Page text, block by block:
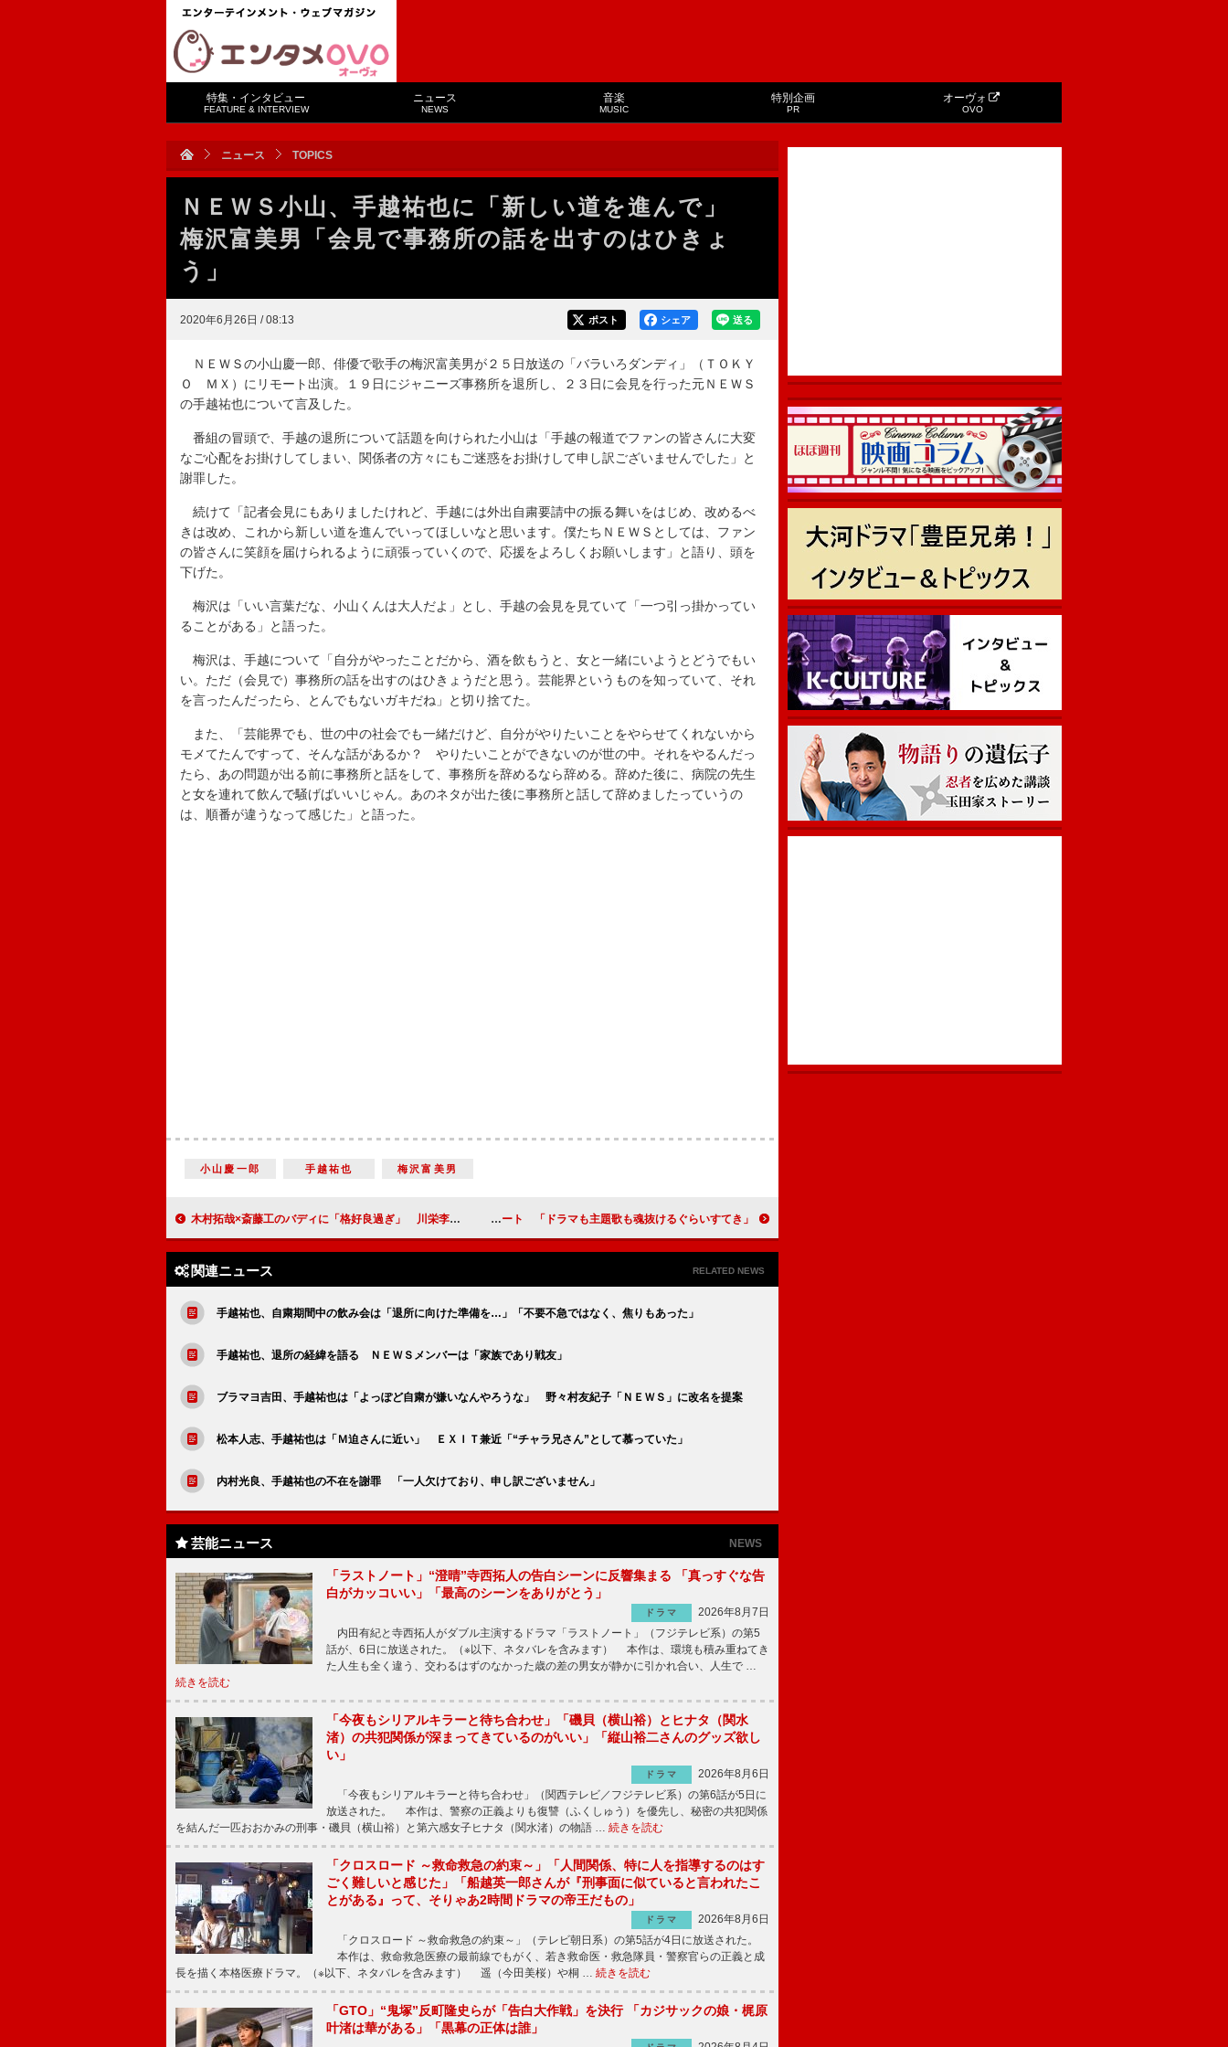
特集・インタビュー
FEATURE & INTERVIEW
ニュース
NEWS
音楽
MUSIC
特別企画
PR
オーヴォ
OVO
ニュース TOPICS
ＮＥＷＳ小山、手越祐也に「新しい道を進んで」
梅沢富美男「会見で事務所の話を出すのはひきょ
う」
2020年6月26日 / 08:13 送る
シェア
ポスト
ＮＥＷＳの小山慶一郎、俳優で歌手の梅沢富美男が２５日放送の「バラいろダンディ」（ＴＯＫＹ
Ｏ ＭＸ）にリモート出演。１９日にジャニーズ事務所を退所し、２３日に会見を行った元ＮＥＷＳ
の手越祐也について言及した。
番組の冒頭で、手越の退所について話題を向けられた小山は「手越の報道でファンの皆さんに大変
なご心配をお掛けしてしまい、関係者の方々にもご迷惑をお掛けして申し訳ございませんでした」と
謝罪した。
続けて「記者会見にもありましたけれど、手越には外出自粛要請中の振る舞いをはじめ、改めるべ
きは改め、これから新しい道を進んでいってほしいなと思います。僕たちＮＥＷＳとしては、ファン
の皆さんに笑顔を届けられるように頑張っていくので、応援をよろしくお願いします」と語り、頭を
下げた。
梅沢は「いい言葉だな、小山くんは大人だよ」とし、手越の会見を見ていて「一つ引っ掛かってい
ることがある」と語った。
梅沢は、手越について「自分がやったことだから、酒を飲もうと、女と一緒にいようとどうでもい
い。ただ（会見で）事務所の話を出すのはひきょうだと思う。芸能界というものを知っていて、それ
を言ったんだったら、とんでもないガキだね」と切り捨てた。
また、「芸能界でも、世の中の社会でも一緒だけど、自分がやりたいことをやらせてくれないから
モメてたんですって、そんな話があるか？ やりたいことができないのが世の中。それをやるんだっ
たら、あの問題が出る前に事務所と話をして、事務所を辞めるなら辞める。辞めた後に、病院の先生
と女を連れて飲んで騒げばいいじゃん。あのネタが出た後に事務所と話して辞めましたっていうの
は、順番が違うなって感じた」と語った。
小山慶一郎 手越祐也 梅沢富美男
木村拓哉×斎藤工のバディに「格好良過ぎ」 川栄李奈、目の不自由なピアニスト役で「圧倒的な演技」 綾野剛×星野源「ＭＩＵ４０４」スタート 「ドラマも主題歌も魂抜けるぐらいすてき」
関連ニュース RELATED NEWS
手越祐也、自粛期間中の飲み会は「退所に向けた準備を…」「不要不急ではなく、焦りもあった」
手越祐也、退所の経緯を語る ＮＥＷＳメンバーは「家族であり戦友」
ブラマヨ吉田、手越祐也は「よっぽど自粛が嫌いなんやろうな」 野々村友紀子「ＮＥＷＳ」に改名を提案
松本人志、手越祐也は「Ｍ迫さんに近い」 ＥＸＩＴ兼近「“チャラ兄さん”として慕っていた」
内村光良、手越祐也の不在を謝罪 「一人欠けており、申し訳ございません」
芸能ニュース NEWS
「ラストノート」“澄晴”寺西拓人の告白シーンに反響集まる 「真っすぐな告
白がカッコいい」「最高のシーンをありがとう」
ドラマ
2026年8月7日
内田有紀と寺西拓人がダブル主演するドラマ「ラストノート」（フジテレビ系）の第5
話が、6日に放送された。（※以下、ネタバレを含みます） 本作は、環境も積み重ねてき
た人生も全く違う、交わるはずのなかった歳の差の男女が静かに引かれ合い、人生で …
続きを読む
「今夜もシリアルキラーと待ち合わせ」「磯貝（横山裕）とヒナタ（関水
渚）の共犯関係が深まってきているのがいい」「縦山裕二さんのグッズ欲し
い」
ドラマ
2026年8月6日
「今夜もシリアルキラーと待ち合わせ」（関西テレビ／フジテレビ系）の第6話が5日に
放送された。 本作は、警察の正義よりも復讐（ふくしゅう）を優先し、秘密の共犯関係
を結んだ一匹おおかみの刑事・磯貝（横山裕）と第六感女子ヒナタ（関水渚）の物語 … 続きを読む
「クロスロード ～救命救急の約束～」「人間関係、特に人を指導するのはす
ごく難しいと感じた」「船越英一郎さんが『刑事面に似ていると言われたこ
とがある』って、そりゃあ2時間ドラマの帝王だもの」
ドラマ
2026年8月6日
「クロスロード ～救命救急の約束～」（テレビ朝日系）の第5話が4日に放送された。
本作は、救命救急医療の最前線でもがく、若き救命医・救急隊員・警察官らの正義と成
長を描く本格医療ドラマ。（※以下、ネタバレを含みます） 遥（今田美桜）や桐 … 続きを読む
「GTO」“鬼塚”反町隆史らが「告白大作戦」を決行 「カジサックの娘・梶原
叶渚は華がある」「黒幕の正体は誰」